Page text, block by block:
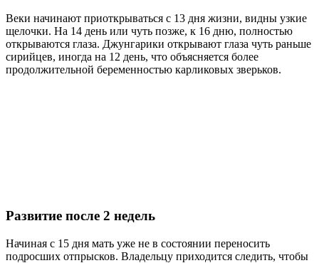
Веки начинают приоткрываться с 13 дня жизни, видны узкие
щелочки. На 14 день или чуть позже, к 16 дню, полностью
открываются глаза. Джунгарики открывают глаза чуть раньше
сирийцев, иногда на 12 день, что объясняется более
продолжительной беременностью карликовых зверьков.
Развитие после 2 недель
Начиная с 15 дня мать уже не в состоянии переносить
подросших отпрысков. Владельцу приходится следить, чтобы